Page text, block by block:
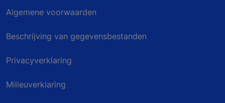
Algemene voorwaarden
Beschrijving van gegevensbestanden
Privacyverklaring
Milieuverklaring